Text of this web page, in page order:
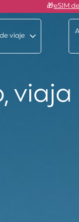
🎁eSIM
viaje